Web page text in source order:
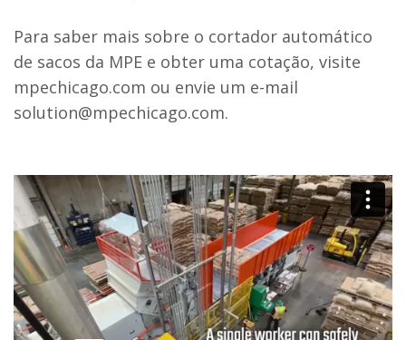
Para saber mais sobre o cortador automático
de sacos da MPE e obter uma cotação, visite
mpechicago.com ou envie um e-mail
solution@mpechicago.com.